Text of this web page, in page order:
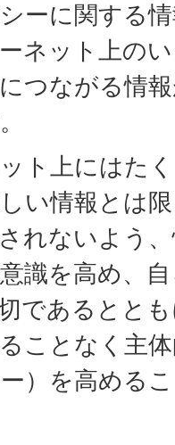
ーに関する
ネット上の
つながる情
ト上にはた
い情報とは
れないよう
識を高め、
であるとと
ことなく主
）を高める